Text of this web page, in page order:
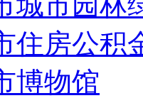
住房公积
博物馆